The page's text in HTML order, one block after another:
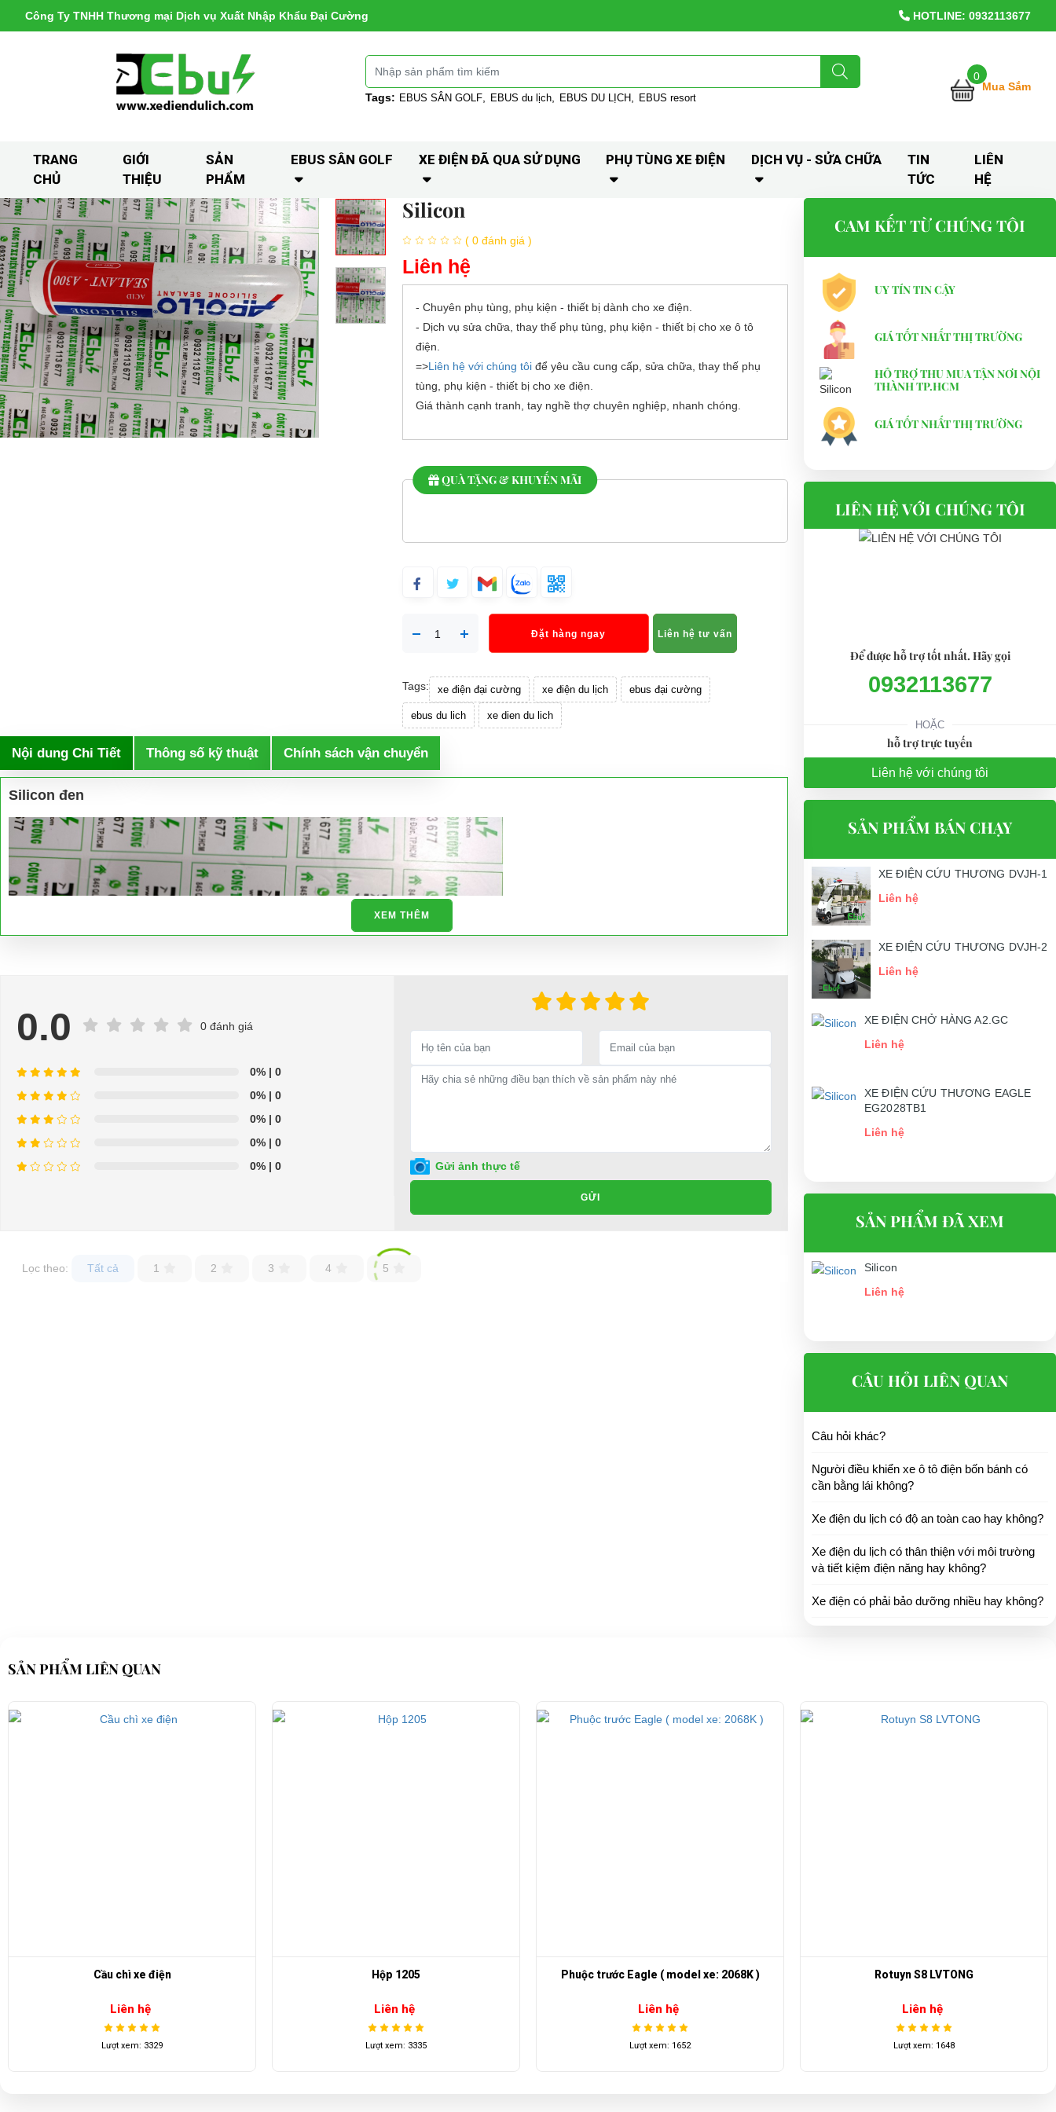
Công Ty TNHH Thương mại Dịch vụ Xuất Nhập Khẩu Đại Cường HOTLINE: 0932113677
Tags: EBUS SÂN GOLF EBUS du lịch EBUS DU LỊCH EBUS resort
0
Mua Sắm
TRANG
CHỦ
GIỚI
THIỆU
SẢN
PHẨM
EBUS SÂN GOLF XE ĐIỆN ĐÃ QUA SỬ DỤNG PHỤ TÙNG XE ĐIỆN DỊCH VỤ - SỬA CHỮA
TIN
TỨC
LIÊN
HỆ
Silicon
( 0 đánh giá )
Liên hệ
- Chuyên phụ tùng, phụ kiện - thiết bị dành cho xe điện.
- Dịch vụ sửa chữa, thay thế phụ tùng, phụ kiện - thiết bị cho xe ô tô
điện.
=>Liên hệ với chúng tôiđể yêu cầu cung cấp, sửa chữa, thay thế phụ
tùng, phụ kiện - thiết bị cho xe điện.
Giá thành cạnh tranh, tay nghề thợ chuyên nghiệp, nhanh chóng.
QUÀ TẶNG & KHUYẾN MÃI
Đặt hàng ngay Liên hệ tư vấn
Tags: xe điện đại cường xe điện du lịch ebus đại cường
ebus du lich xe dien du lich
Nội dung Chi Tiết Thông số kỹ thuật Chính sách vận chuyển
Silicon đen
Để được tư vấn thêm về cách sử dụng xe ô tô điện để tăng tuổi thọ cho xe hoặc có vấn đề gì cần được hỗ trợ, quý khách vui lòng liên hệ:
LIÊN HỆ CÔNG TY: Công ty TNHH TM DV XNK Đại Cường
XEM THÊM
0.0 0 đánh giá
0%| 0
0%| 0
0%| 0
0%| 0
0%| 0 Gửi ảnh thực tế
GỬI
Lọc theo: Tất cả 1 2 3 4 5
CAM KẾT TỪ CHÚNG TÔI
UY TÍN TIN CẬY
GIÁ TỐT NHẤT THỊ TRƯỜNG
HỖ TRỢ THU MUA TẬN NƠI NỘI
THÀNH TP.HCM
GIÁ TỐT NHẤT THỊ TRƯỜNG
LIÊN HỆ VỚI CHÚNG TÔI
Để được hỗ trợ tốt nhất. Hãy gọi
0932113677
HOẶC
hỗ trợ trực tuyến
Liên hệ với chúng tôi
SẢN PHẨM BÁN CHẠY
XE ĐIỆN CỨU THƯƠNG DVJH-1
Liên hệ
XE ĐIỆN CỨU THƯƠNG DVJH-2
Liên hệ
XE ĐIỆN CHỞ HÀNG A2.GC
Liên hệ
XE ĐIỆN CỨU THƯƠNG EAGLE
EG2028TB1
Liên hệ
SẢN PHẨM ĐÃ XEM
Silicon
Liên hệ
CÂU HỎI LIÊN QUAN
Câu hỏi khác?
Người điều khiển xe ô tô điện bốn bánh có
cần bằng lái không?
Xe điện du lịch có độ an toàn cao hay không?
Xe điện du lịch có thân thiện với môi trường
và tiết kiệm điện năng hay không?
Xe điện có phải bảo dưỡng nhiều hay không?
SẢN PHẨM LIÊN QUAN
Cầu chì xe điện
Liên hệ
Lượt xem: 3329
Hộp 1205
Liên hệ
Lượt xem: 3335
Phuộc trước Eagle ( model xe: 2068K )
Liên hệ
Lượt xem: 1652
Rotuyn S8 LVTONG
Liên hệ
Lượt xem: 1648